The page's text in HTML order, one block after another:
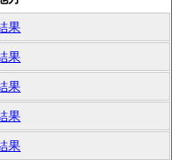
果
果
果
果
果